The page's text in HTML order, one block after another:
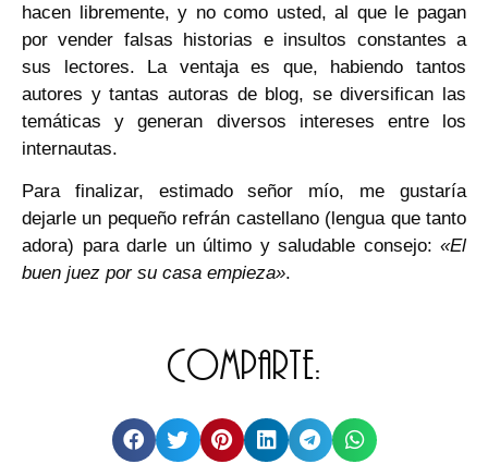
hacen libremente, y no como usted, al que le pagan
por vender falsas historias e insultos constantes a
sus lectores. La ventaja es que, habiendo tantos
autores y tantas autoras de blog, se diversifican las
temáticas y generan diversos intereses entre los
internautas.
Para finalizar, estimado señor mío, me gustaría
dejarle un pequeño refrán castellano (lengua que tanto
adora) para darle un último y saludable consejo: «El
buen juez por su casa empieza».
Comparte: